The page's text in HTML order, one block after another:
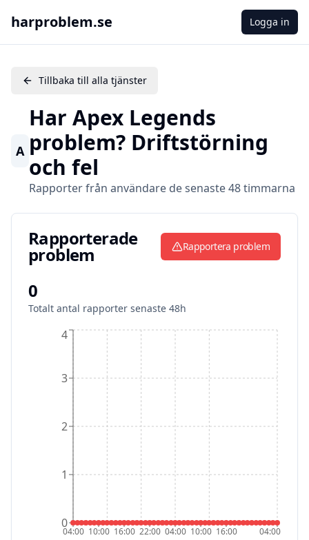
harproblem.se Logga in
Tillbaka till alla tjänster
A
Har Apex Legends
problem? Driftstörning
och fel
Rapporter från användare de senaste 48 timmarna
Rapporterade problem
Rapporterade
problem Rapportera problem
0
Totalt antal rapporter senaste 48h
04:00 10:00 16:00 22:00 04:00 10:00 16:00 04:00
0
1
2
3
4